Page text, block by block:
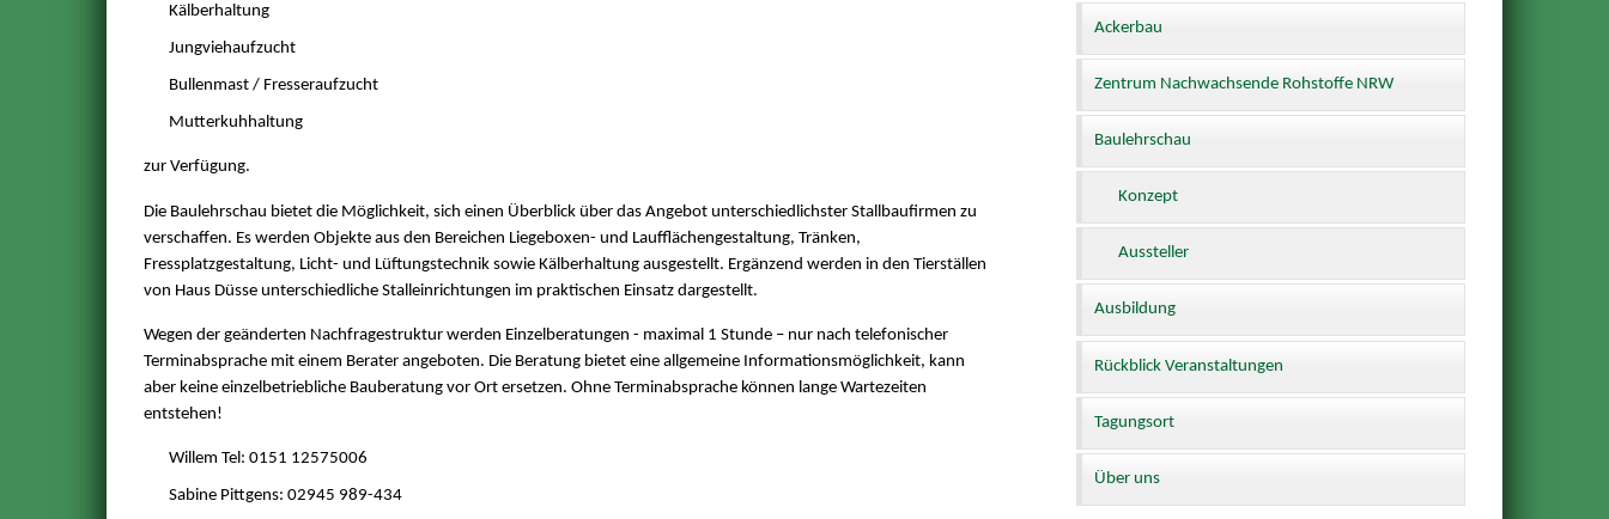
Kälberhaltung
Jungviehaufzucht
Bullenmast / Fresseraufzucht
Mutterkuhhaltung
zur Verfügung.
Die Baulehrschau bietet die Möglichkeit, sich einen Überblick über das Angebot unterschiedlichster Stallbaufirmen zu
verschaffen. Es werden Objekte aus den Bereichen Liegeboxen- und Laufflächengestaltung, Tränken,
Fressplatzgestaltung, Licht- und Lüftungstechnik sowie Kälberhaltung ausgestellt. Ergänzend werden in den Tierställen
von Haus Düsse unterschiedliche Stalleinrichtungen im praktischen Einsatz dargestellt.
Wegen der geänderten Nachfragestruktur werden Einzelberatungen - maximal 1 Stunde – nur nach telefonischer
Terminabsprache mit einem Berater angeboten. Die Beratung bietet eine allgemeine Informationsmöglichkeit, kann
aber keine einzelbetriebliche Bauberatung vor Ort ersetzen. Ohne Terminabsprache können lange Wartezeiten
entstehen!
Willem Tel: 0151 12575006
Sabine Pittgens: 02945 989-434
Ackerbau
Zentrum Nachwachsende Rohstoffe NRW
Baulehrschau
Konzept
Aussteller
Ausbildung
Rückblick Veranstaltungen
Tagungsort
Über uns